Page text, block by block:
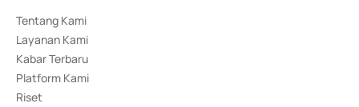
Tentang Kami
Layanan Kami
Kabar Terbaru
Platform Kami
Riset